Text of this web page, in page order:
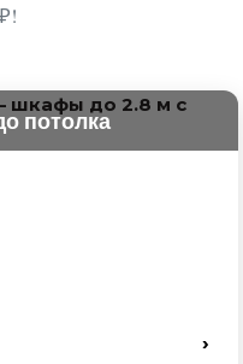
потолка
›